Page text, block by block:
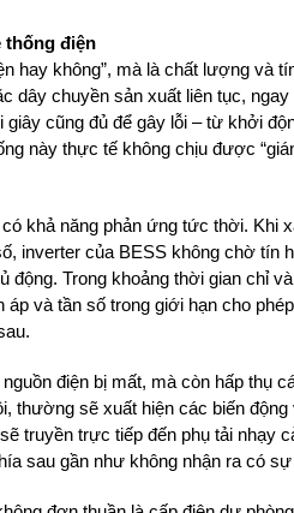
thống điện
hay không”, mà là chất lượng và
dây chuyền sản xuất liên tục,
cũng đủ để gây lỗi – từ khởi
này thực tế không chịu được
khả năng phản ứng tức thời. Khi
inverter của BESS không chờ tín
Trong khoảng thời gian chỉ
và tần số trong giới hạn cho
điện bị mất, mà còn hấp thụ
thường sẽ xuất hiện các biến
truyền trực tiếp đến phụ tải nhạy
sau gần như không nhận ra có